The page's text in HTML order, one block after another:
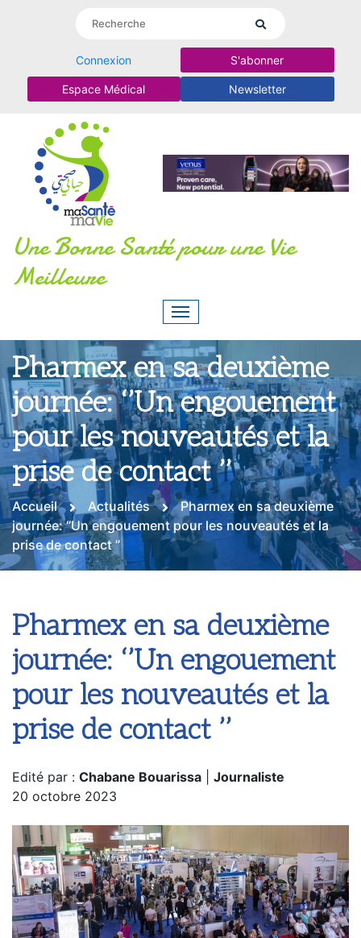
Connexion S'abonner
Espace Médical Newsletter
Une Bonne Santé pour une Vie
Meilleure
Pharmex en sa deuxième
journée: ‘’Un engouement
pour les nouveautés et la
prise de contact ’’
Accueil Actualités
Pharmex en sa deuxième
journée: ‘’Un engouement pour les nouveautés et la
prise de contact ’’
Pharmex en sa deuxième
journée: ‘’Un engouement
pour les nouveautés et la
prise de contact ’’
Edité par : Chabane Bouarissa
Journaliste
20 octobre 2023